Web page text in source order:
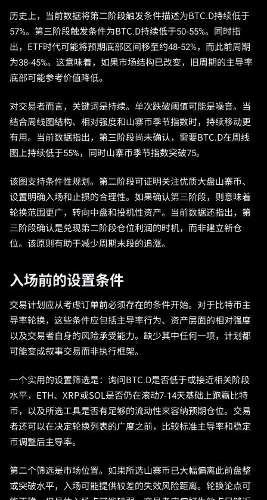
历史上，当前数据将第二阶段触发条件描述为BTC.D持续低于
57%。第三阶段触发条件为BTC.D持续低于50-55%。同时指
出，ETF时代可能将预期底部区间移至约48-52%，而此前周期
为38-45%。这意味着，如果市场结构已改变，旧周期的主导率
底部可能参考价值降低。
对交易者而言，关键词是持续。单次跌破阈值可能是噪音。当
结合周线图结构、相对强度和山寨币季节指数时，持续移动更
有用。当前数据指出，第三阶段尚未确认，需要BTC.D在周线
图上持续低于55%，同时山寨币季节指数突破75。
该图支持条件性规划。第二阶段可证明关注优质大盘山寨币、
设置明确入场和止损的合理性。如果确认第三阶段，则意味着
轮换范围更广，转向中盘和投机性资产。当前数据还指出，第
三阶段确认是兑现第二阶段仓位利润的时机，而非建立新仓
位。该原则有助于减少周期末段的追涨。
入场前的设置条件
交易计划应从考虑订单前必须存在的条件开始。对于比特币主
导率轮换，这些条件应包括主导率行为、资产层面的相对强度
以及交易者自身的风险承受能力。缺少其中任何一项，计划都
可能变成叙事交易而非执行框架。
一个实用的设置筛选是：询问BTC.D是否低于或接近相关阶段
水平，ETH、XRP或SOL是否仍在滚动7-14天基础上跑赢比特
币，以及所选工具是否有足够的流动性来容纳预期仓位。交易
者还可以在决定轮换列表的广度之前，比较标准主导率和稳定
币调整后主导率。
第二个筛选是市场位置。如果所选山寨币已大幅偏离此前盘整
或突破水平，入场可能提供较差的失效风险距离。轮换论点可